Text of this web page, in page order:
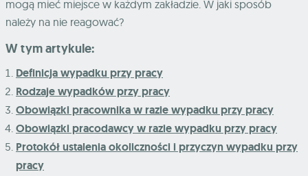
mogą mieć miejsce w każdym zakładzie. W jaki sposób
należy na nie reagować?
W tym artykule:
Definicja wypadku przy pracy
Rodzaje wypadków przy pracy
Obowiązki pracownika w razie wypadku przy pracy
Obowiązki pracodawcy w razie wypadku przy pracy
Protokół ustalenia okoliczności i przyczyn wypadku przy
pracy